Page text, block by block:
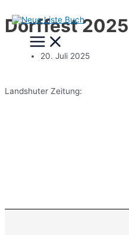
Zum
Inhalt
springenMain
Menu
Dorffest 2025
20. Juli 2025
Landshuter Zeitung: